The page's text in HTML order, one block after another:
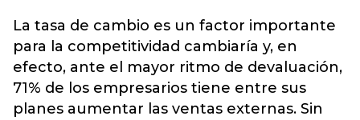
La tasa de cambio es un factor importante
para la competitividad cambiaría y, en
efecto, ante el mayor ritmo de devaluación,
71% de los empresarios tiene entre sus
planes aumentar las ventas externas. Sin